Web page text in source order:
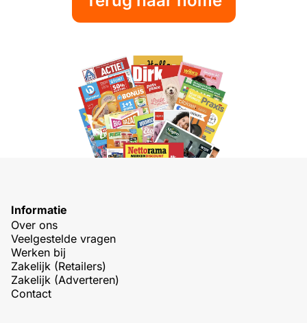
Informatie
Over ons
Veelgestelde vragen
Werken bij
Zakelijk (Retailers)
Zakelijk (Adverteren)
Contact